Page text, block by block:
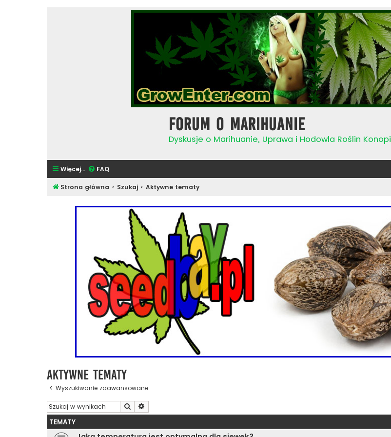
Forum o Marihuanie
Dyskusje o Marihuanie, Uprawa i Hodowla Roślin Konopi
Więcej… FAQ
Strona główna Szukaj Aktywne tematy
Aktywne tematy
Wyszukiwanie zaawansowane
Szukaj
TEMATY